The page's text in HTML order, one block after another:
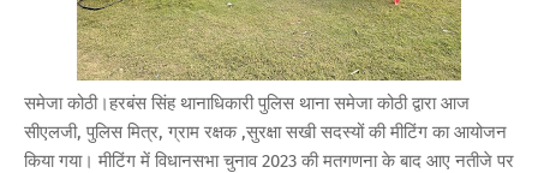
समेजा कोठी।हरबंस सिंह थानाधिकारी पुलिस थाना समेजा कोठी द्वारा आज
सीएलजी, पुलिस मित्र, ग्राम रक्षक ,सुरक्षा सखी सदस्यों की मीटिंग का आयोजन
किया गया। मीटिंग में विधानसभा चुनाव 2023 की मतगणना के बाद आए नतीजे पर